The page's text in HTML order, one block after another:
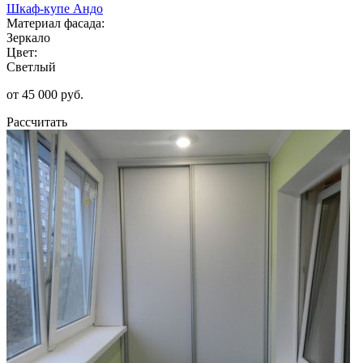
Шкаф-купе Андо
Материал фасада:
Зеркало
Цвет:
Светлый
от 45 000 руб.
Рассчитать